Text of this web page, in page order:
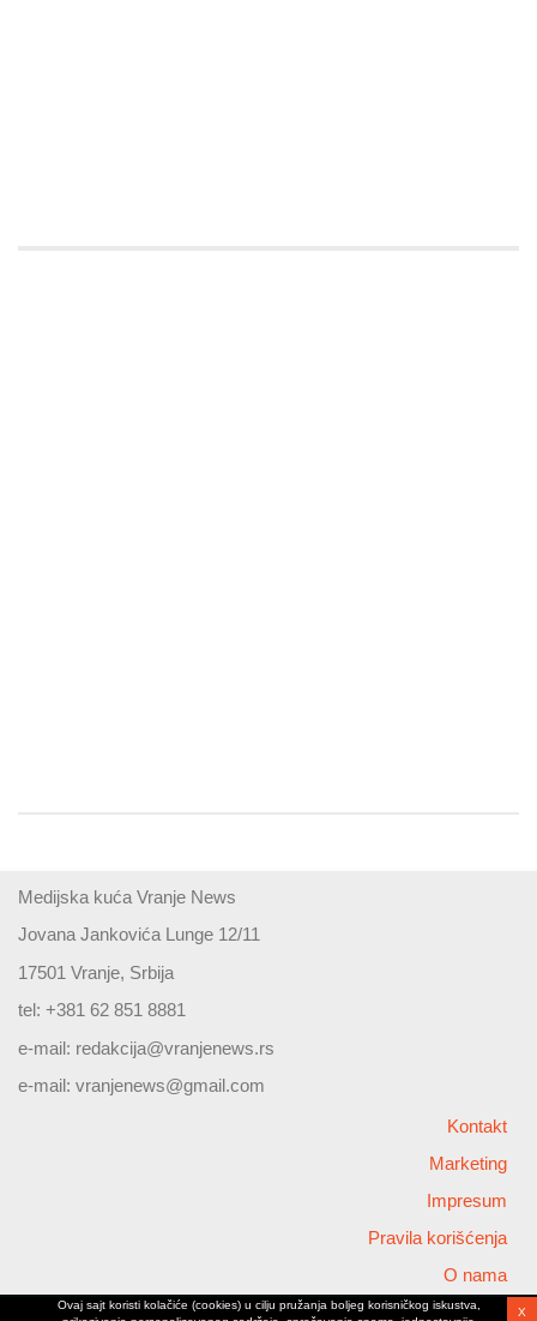
Medijska kuća Vranje News
Jovana Jankovića Lunge 12/11
17501 Vranje, Srbija
tel: +381 62 851 8881
e-mail: redakcija@vranjenews.rs
e-mail: vranjenews@gmail.com
Kontakt
Marketing
Impresum
Pravila korišćenja
O nama
Copyright © 2026 Vranjenews
Ovaj sajt koristi kolačiće (cookies) u cilju pružanja boljeg korisničkog iskustva,
X